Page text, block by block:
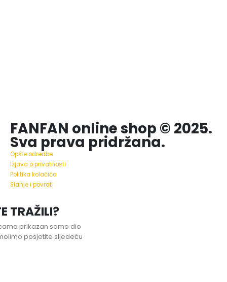
FANFAN online shop © 2025.
Sva prava pridržana.
Opšte odredbe
Izjava o privatnosti
Politika kolačića
Slanje i povrat
TRAŽILI?
prikazan samo dio
posjetite sljedeću